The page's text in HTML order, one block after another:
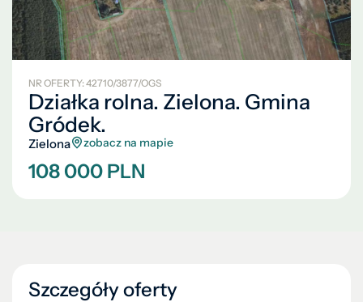
NR OFERTY: 42710/3877/OGS
Działka rolna. Zielona. Gmina
Gródek.
Zielona zobacz na mapie
108 000 PLN
Szczegóły oferty